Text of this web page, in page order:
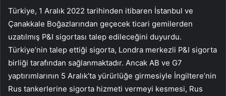
Türkiye, 1 Aralık 2022 tarihinden itibaren İstanbul ve
Çanakkale Boğazlarından geçecek ticari gemilerden
uzatılmış P&I sigortası talep edileceğini duyurdu.
Türkiye’nin talep ettiği sigorta, Londra merkezli P&I sigorta
birliği tarafından sağlanmaktadır. Ancak AB ve G7
yaptırımlarının 5 Aralık’ta yürürlüğe girmesiyle İngiltere’nin
Rus tankerlerine sigorta hizmeti vermeyi kesmesi, Rus